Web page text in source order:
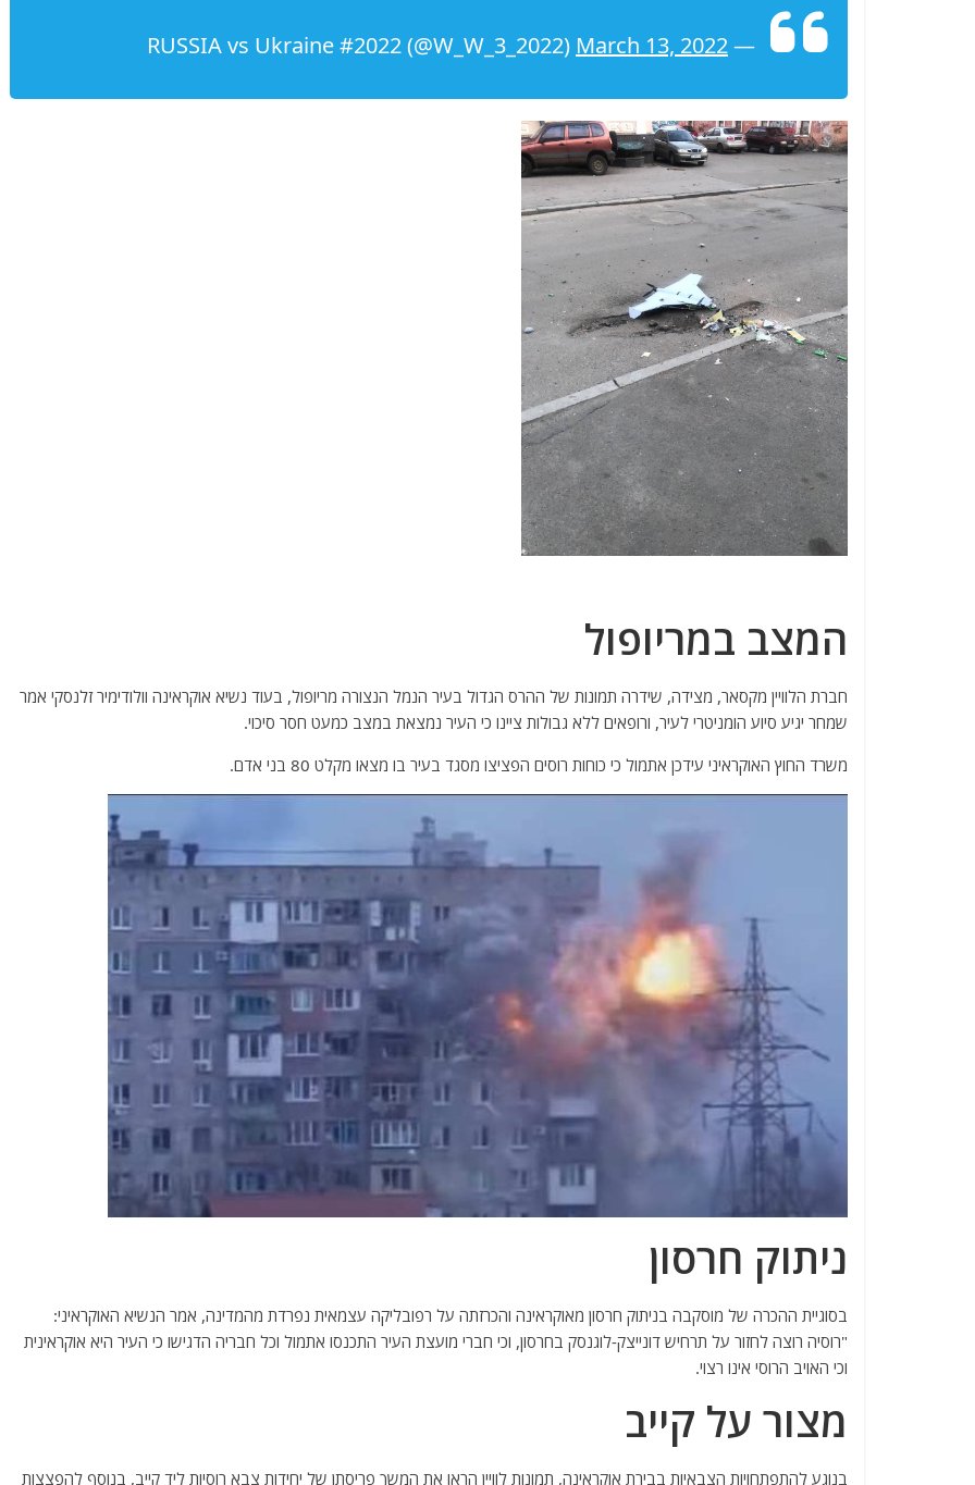
— RUSSIA vs Ukraine #2022 (@W_W_3_2022)
March 13, 2022
המצב במריופול
חברת הלוויין מקסאר, מצידה, שידרה תמונות של ההרס הגדול בעיר הנמל הנצורה מריופול, בעוד נשיא אוקראינה וולודימיר זלנסקי אמר
שמחר יגיע סיוע הומניטרי לעיר, ורופאים ללא גבולות ציינו כי העיר נמצאת במצב כמעט חסר סיכוי.
משרד החוץ האוקראיני עידכן אתמול כי כוחות רוסים הפציצו מסגד בעיר בו מצאו מקלט 80 בני אדם.
ניתוק חרסון
בסוגיית ההכרה של מוסקבה בניתוק חרסון מאוקראינה והכרזתה על רפובליקה עצמאית נפרדת מהמדינה, אמר הנשיא האוקראיני:
"רוסיה רוצה לחזור על תרחיש דונייצק-לוגנסק בחרסון, וכי חברי מועצת העיר התכנסו אתמול וכל חבריה הדגישו כי העיר היא אוקראינית
וכי האויב הרוסי אינו רצוי.
מצור על קייב
בנוגע להתפתחויות הצבאיות בבירת אוקראינה, תמונות לוויין הראו את המשך פריסתן של יחידות צבא רוסיות ליד קייב, בנוסף להפצצות